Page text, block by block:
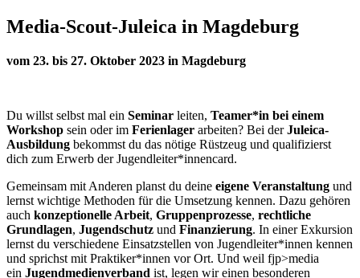
Media-Scout-Juleica in Magdeburg
vom 23. bis 27. Oktober 2023 in Magdeburg
Du willst selbst mal ein Seminar leiten, Teamer*in bei einem
Workshop sein oder im Ferienlager arbeiten? Bei derJuleica-
Ausbildung bekommst du das nötige Rüstzeug und qualifizierst
dich zum Erwerb der Jugendleiter*innencard.
Gemeinsam mit Anderen planst du deine eigene Veranstaltung und
lernst wichtige Methoden für die Umsetzung kennen. Dazu gehören
auch konzeptionelle Arbeit, Gruppenprozesse, rechtliche
Grundlagen, Jugendschutz und Finanzierung. In einer Exkursion
lernst du verschiedene Einsatzstellen von Jugendleiter*innen kennen
und sprichst mit Praktiker*innen vor Ort. Und weil fjp>media
ein Jugendmedienverband ist, legen wir einen besonderen